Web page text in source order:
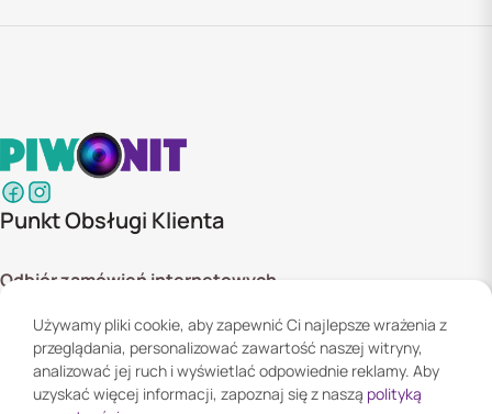
Punkt Obsługi Klienta
Odbiór zamówień internetowych
02-285 Warszawa
Godziny otwarcia:
Pn. - Pt. 08:00 - 16:00
Używamy pliki cookie, aby zapewnić Ci najlepsze wrażenia z
przeglądania, personalizować zawartość naszej witryny,
analizować jej ruch i wyświetlać odpowiednie reklamy. Aby
uzyskać więcej informacji, zapoznaj się z naszą polityką